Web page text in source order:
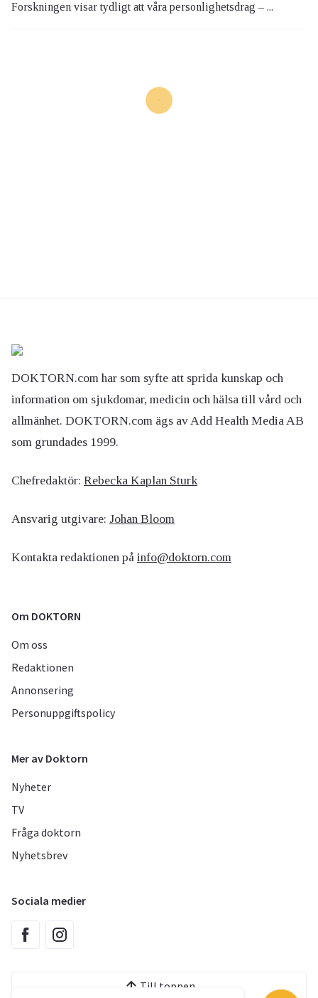
Forskningen visar tydligt att våra personlighetsdrag – ...
DOKTORN.com har som syfte att sprida kunskap och
information om sjukdomar, medicin och hälsa till vård och
allmänhet. DOKTORN.com ägs av Add Health Media AB
som grundades 1999.
Chefredaktör: Rebecka Kaplan Sturk
Ansvarig utgivare: Johan Bloom
Kontakta redaktionen på info@doktorn.com
Om DOKTORN
Om oss
Redaktionen
Annonsering
Personuppgiftspolicy
Mer av Doktorn
Nyheter
TV
Fråga doktorn
Nyhetsbrev
Sociala medier
Till toppen